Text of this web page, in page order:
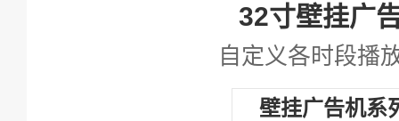
32寸壁挂广
自定义各时段播
壁挂广告机系